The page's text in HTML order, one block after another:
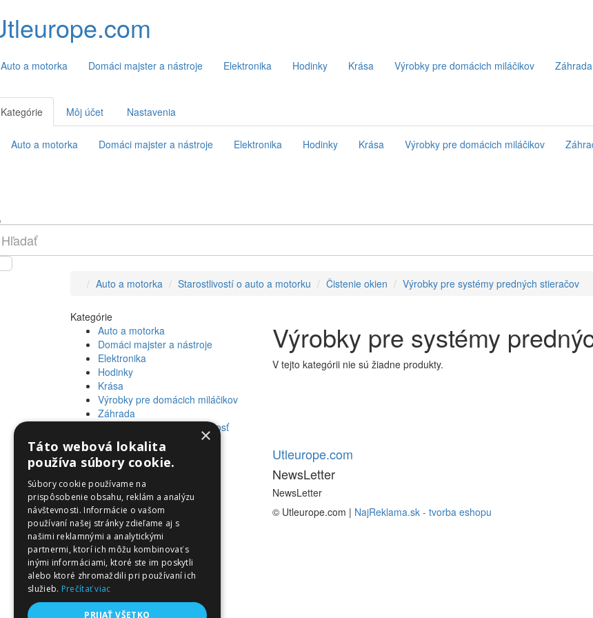
Auto a motorka Domáci majster a nástroje Elektronika Hodinky Krása Výrobky pre domácich miláčikov Záhrada
Kategórie Môj účet Nastavenia
Auto a motorka Domáci majster a nástroje Elektronika Hodinky Krása Výrobky pre domácich miláčikov
Auto a motorka Starostlivostí o auto a motorku Čistenie okien Výrobky pre systémy predných stieračov
Kategórie
Auto a motorka
Domáci majster a nástroje
Elektronika
Hodinky
Krása
Výrobky pre domácich miláčikov
Záhrada
Zdravie a osobná starostlivosť
Výrobky pre systémy
V tejto kategórii nie sú žiadne produkty.
Informácie
Utleurope.com
NewsLetter
NewsLetter
© Utleurope.com | NajReklama.sk - tvorba eshopu
×
Táto webová lokalita
používa súbory cookie.
Súbory cookie používame na
prispôsobenie obsahu, reklám a analýzu
návštevnosti. Informácie o vašom
používaní našej stránky zdieľame aj s
našimi reklamnými a analytickými
partnermi, ktorí ich môžu kombinovať s
inými informáciami, ktoré ste im poskytli
alebo ktoré zhromaždili pri používaní ich
služieb. Prečítať viac
PRIJAŤ VŠETKO